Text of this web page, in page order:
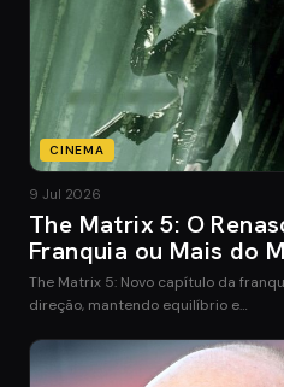
CINEMA
9 Jul 2026
The Matrix 5: O
Franquia ou Mais do
The Matrix 5: Novo capítulo da
direção, mantendo equilíbrio e…